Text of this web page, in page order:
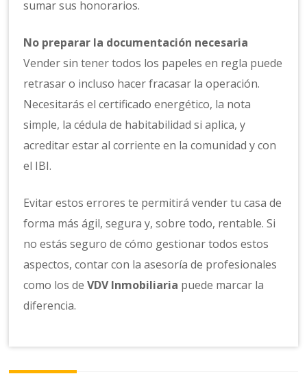
sumar sus honorarios.
No preparar la documentación necesaria
Vender sin tener todos los papeles en regla puede
retrasar o incluso hacer fracasar la operación.
Necesitarás el certificado energético, la nota
simple, la cédula de habitabilidad si aplica, y
acreditar estar al corriente en la comunidad y con
el IBI.
Evitar estos errores te permitirá vender tu casa de
forma más ágil, segura y, sobre todo, rentable. Si
no estás seguro de cómo gestionar todos estos
aspectos, contar con la asesoría de profesionales
como los deVDV Inmobiliaria puede marcar la
diferencia.